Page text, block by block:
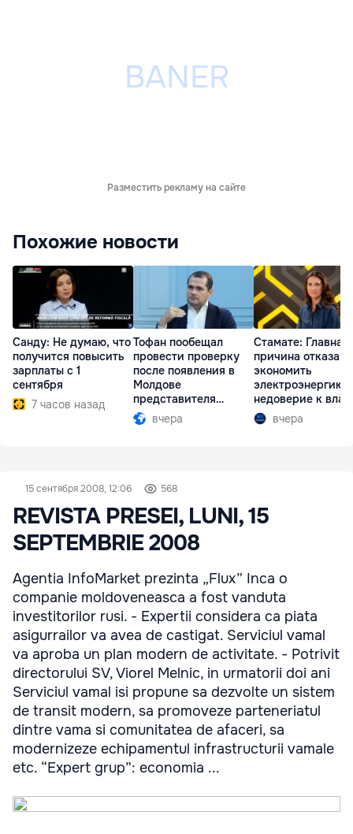
Разместить рекламу на сайте
Похожие новости
Санду: Не думаю, что
получится повысить
зарплаты с 1
сентября
7 часов назад
Тофан пообещал
провести проверку
после появления в
Молдове
представителя
Южной Осетии
вчера
Стамате: Главная
причина отказа
экономить
электроэнергию
недоверие к
вчера
15 сентября 2008, 12:06 568
REVISTA PRESEI, LUNI, 15
SEPTEMBRIE 2008
Agentia InfoMarket prezinta „Flux” Inca o
companie moldoveneasca a fost vanduta
investitorilor rusi. - Expertii considera ca piata
asigurrailor va avea de castigat. Serviciul vamal
va aproba un plan modern de activitate. - Potrivit
directorului SV, Viorel Melnic, in urmatorii doi ani
Serviciul vamal isi propune sa dezvolte un sistem
de transit modern, sa promoveze parteneriatul
dintre vama si comunitatea de afaceri, sa
modernizeze echipamentul infrastructurii vamale
etc. “Expert grup”: economia ...